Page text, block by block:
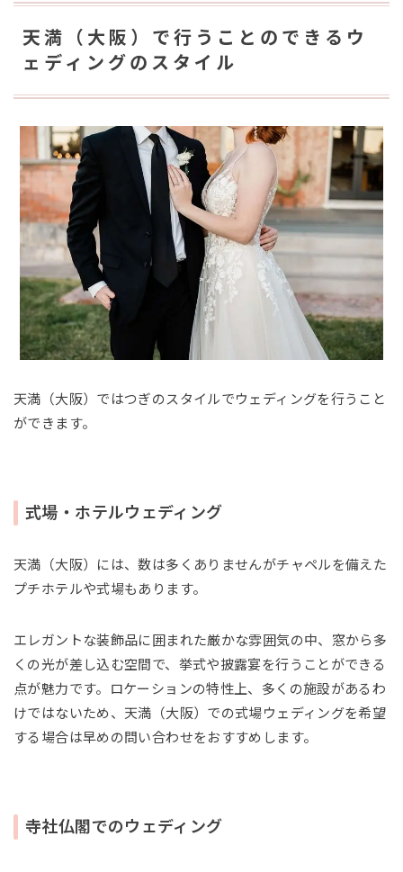
天満（大阪）で行うことのできるウ
ェディングのスタイル
天満（大阪）ではつぎのスタイルでウェディングを行うこと
ができます。
式場・ホテルウェディング
天満（大阪）には、数は多くありませんがチャペルを備えた
プチホテルや式場もあります。
エレガントな装飾品に囲まれた厳かな雰囲気の中、窓から多
くの光が差し込む空間で、挙式や披露宴を行うことができる
点が魅力です。ロケーションの特性上、多くの施設があるわ
けではないため、天満（大阪）での式場ウェディングを希望
する場合は早めの問い合わせをおすすめします。
寺社仏閣でのウェディング